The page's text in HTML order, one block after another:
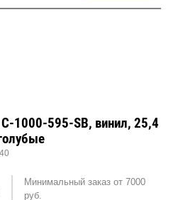
1000-595-SB, винил, 25,4
Минимальный заказ от 7000
руб.